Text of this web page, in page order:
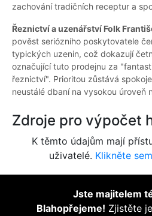
zachování tradičních receptur a
Řeznictví a uzenářství Folk
pověst seriózního poskytovatele
typických uzenin, což dokazují
označující tuto prodejnu za
řeznictví". Prioritou zůstává
neustálé dbaní na vysokou úroveň
Zdroje pro výpočet
K těmto údajům mají
uživatelé. Klikněte
Jste majitelem
Blahopřejeme! Zjistěte